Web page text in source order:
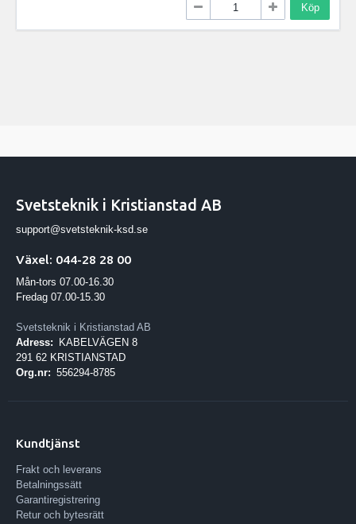
Köp
Svetsteknik i Kristianstad AB
support@svetsteknik-ksd.se
Växel: 044-28 28 00
Mån-tors 07.00-16.30
Fredag 07.00-15.30
Svetsteknik i Kristianstad AB
Adress:
KABELVÄGEN 8
291 62 KRISTIANSTAD
Org.nr: 556294-8785
Kundtjänst
Frakt och leverans
Betalningssätt
Garantiregistrering
Retur och bytesrätt